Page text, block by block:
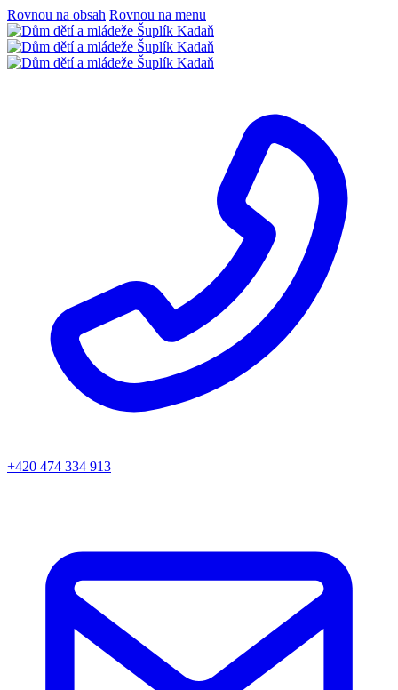
Rovnou na obsah Rovnou na menu
+420 474 334 913